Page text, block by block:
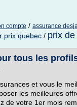
compte / assurance
prix quebec / prix
tous les
et vous le
les meilleures
de votre 1er mois